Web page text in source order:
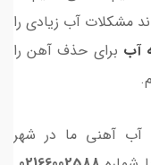
مشکلات آب زیادی را
آب برای حذف آهن را
آب آهنی ما در شهر